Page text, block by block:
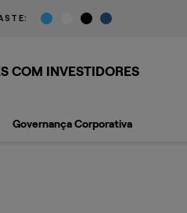
COM INVESTIDORES
Governança Corporativa